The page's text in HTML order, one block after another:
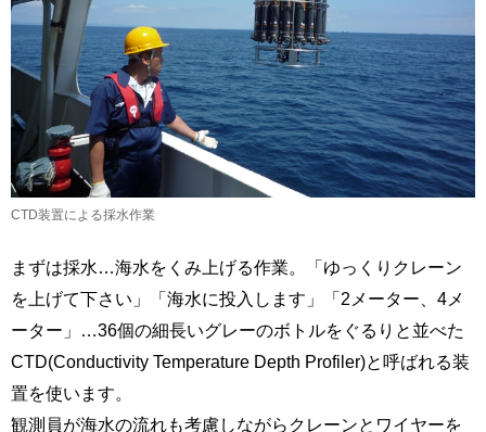
CTD装置による採水作業
まずは採水…海水をくみ上げる作業。「ゆっくりクレーン
を上げて下さい」「海水に投入します」「2メーター、4メ
ーター」…36個の細長いグレーのボトルをぐるりと並べた
CTD(Conductivity Temperature Depth Profiler)と呼ばれる装
置を使います。
観測員が海水の流れも考慮しながらクレーンとワイヤーを